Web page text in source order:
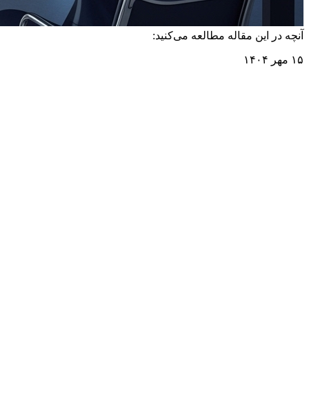
آنچه در این مقاله مطالعه می‌کنید:
۱۵ مهر ۱۴۰۴